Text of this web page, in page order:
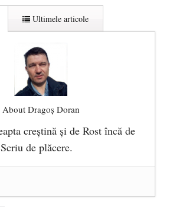
Ultimele articole
About Dragoș Doran
creștină și de Rost încă de
de plăcere.
e momentul”
distruge pădurea